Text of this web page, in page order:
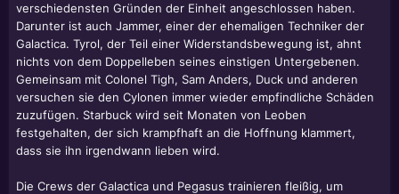
verschiedensten Gründen der Einheit angeschlossen haben.
Darunter ist auch Jammer, einer der ehemaligen Techniker der
Galactica. Tyrol, der Teil einer Widerstandsbewegung ist, ahnt
nichts von dem Doppelleben seines einstigen Untergebenen.
Gemeinsam mit Colonel Tigh, Sam Anders, Duck und anderen
versuchen sie den Cylonen immer wieder empfindliche Schäden
zuzufügen. Starbuck wird seit Monaten von Leoben
festgehalten, der sich krampfhaft an die Hoffnung klammert,
dass sie ihn irgendwann lieben wird.
Die Crews der Galactica und Pegasus trainieren fleißig, um